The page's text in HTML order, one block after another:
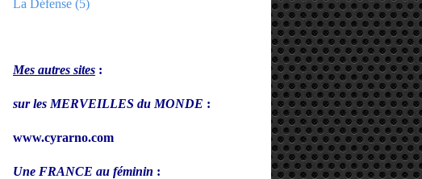
La Défense (5)
Mes autres sites :
sur les MERVEILLES du MONDE :
www.cyrarno.com
Une FRANCE au féminin :